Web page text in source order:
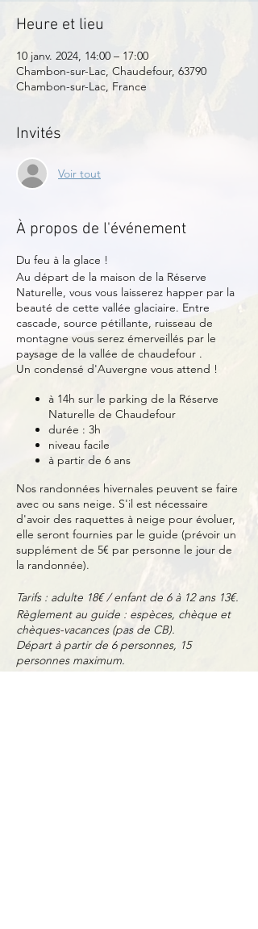
Heure et lieu
10 janv. 2024, 14:00 – 17:00
Chambon-sur-Lac, Chaudefour, 63790
Chambon-sur-Lac, France
Invités
Voir tout
À propos de l'événement
Du feu à la glace !
Au départ de la maison de la Réserve
Naturelle, vous vous laisserez happer par la
beauté de cette vallée glaciaire. Entre
cascade, source pétillante, ruisseau de
montagne vous serez émerveillés par le
paysage de la vallée de chaudefour .
Un condensé d'Auvergne vous attend !
à 14h sur le parking de la Réserve
Naturelle de Chaudefour
durée : 3h
niveau facile
à partir de 6 ans
Nos randonnées hivernales peuvent se faire
avec ou sans neige. S'il est nécessaire
d'avoir des raquettes à neige pour évoluer,
elle seront fournies par le guide (prévoir un
supplément de 5€ par personne le jour de
la randonnée).
Tarifs : adulte 18€ / enfant de 6 à 12 ans 13€.
Règlement au guide : espèces, chèque et
chèques-vacances (pas de CB).
Départ à partir de 6 personnes, 15
personnes maximum.